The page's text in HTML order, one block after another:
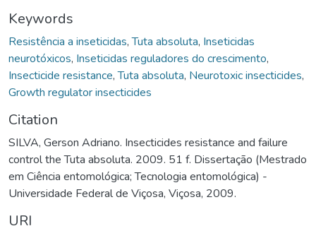
Keywords
Resistência a inseticidas,Tuta absoluta, Inseticidas
neurotóxicos, Inseticidas reguladores do crescimento,
Insecticide resistance,Tuta absoluta, Neurotoxic insecticides,
Growth regulator insecticides
Citation
SILVA, Gerson Adriano. Insecticides resistance and failure
control the Tuta absoluta. 2009. 51 f. Dissertação (Mestrado
em Ciência entomológica; Tecnologia entomológica) -
Universidade Federal de Viçosa, Viçosa, 2009.
URI